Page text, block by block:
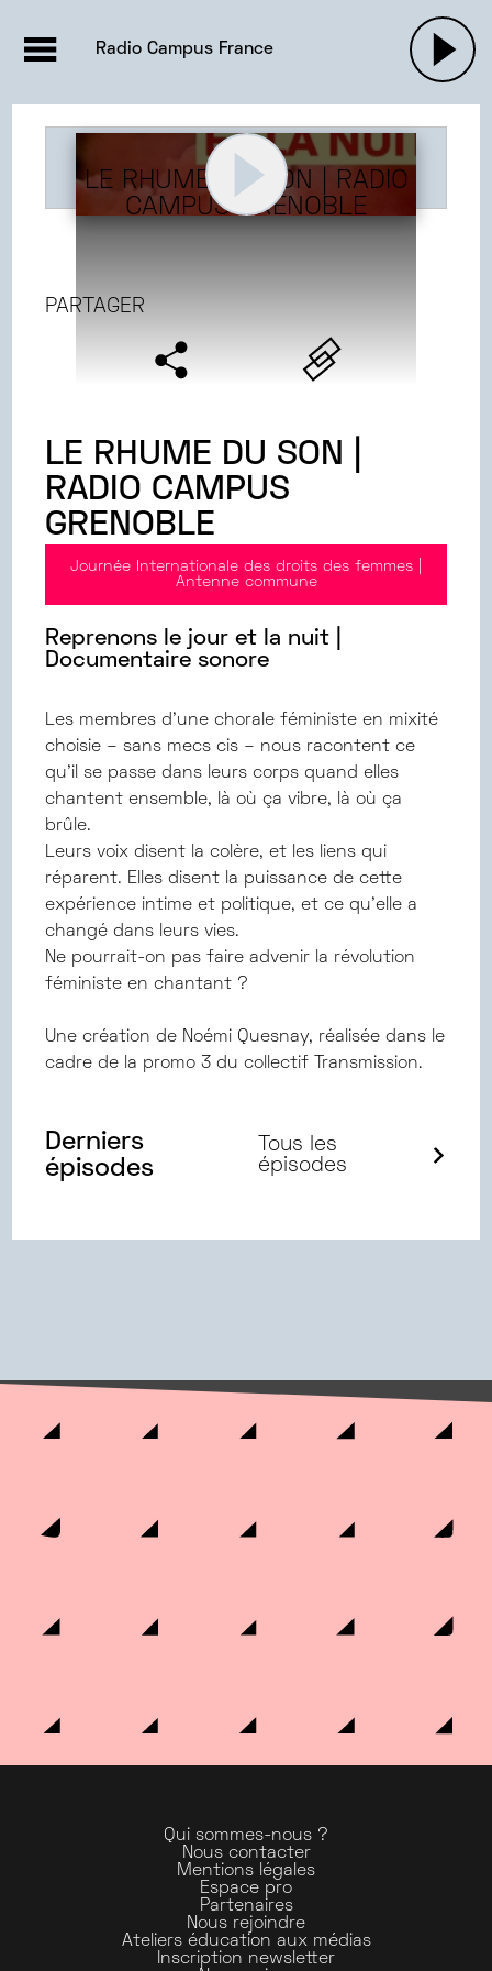
ACTUALITÉS
EMISSIONS |
PODCASTS
Radio Campus France
LE RHUME DU SON | RADIO
CAMPUS GRENOBLE
PARTAGER
LE RHUME DU SON |
RADIO CAMPUS
GRENOBLE
Journée Internationale des droits des femmes |
Antenne commune
Reprenons le jour et la nuit |
Documentaire sonore
Les membres d’une chorale féministe en mixité
choisie – sans mecs cis – nous racontent ce
qu’il se passe dans leurs corps quand elles
chantent ensemble, là où ça vibre, là où ça
brûle.
Leurs voix disent la colère, et les liens qui
réparent. Elles disent la puissance de cette
expérience intime et politique, et ce qu’elle a
changé dans leurs vies.
Ne pourrait-on pas faire advenir la révolution
féministe en chantant ?
Une création de Noémi Quesnay, réalisée dans le
cadre de la promo 3 du collectif Transmission.
Derniers
épisodes
Tous les
épisodes
Qui sommes-nous ?
Nous contacter
Mentions légales
Espace pro
Partenaires
Nous rejoindre
Ateliers éducation aux médias
Inscription newsletter